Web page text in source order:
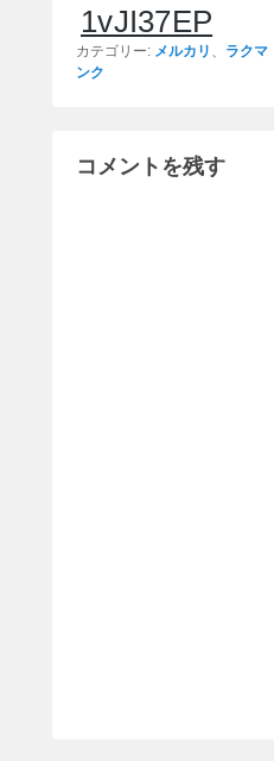
1vJI37EP
カテゴリー: メルカリ 、 ラクマ
ンク
コメントを残す